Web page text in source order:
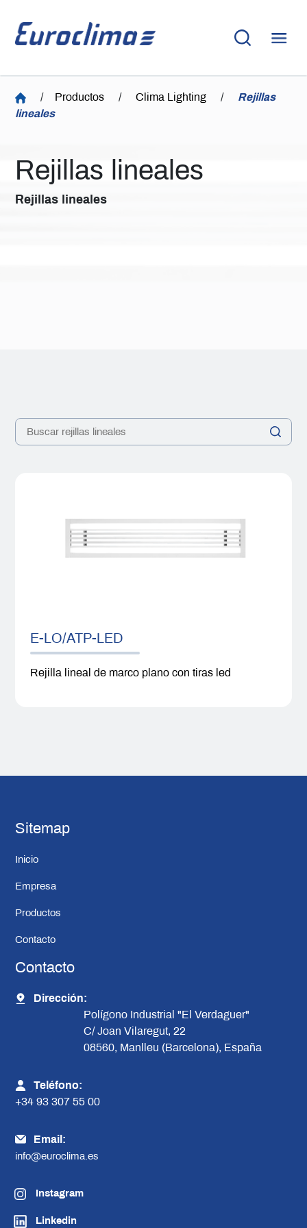
/ Productos / Clima Lighting /
Rejillas
lineales
Rejillas lineales
Rejillas lineales
E-LO/ATP-LED
Rejilla lineal de marco plano con tiras led
Sitemap
Inicio
Empresa
Productos
Contacto
Contacto
Dirección:
Polígono Industrial "El Verdaguer"
C/ Joan Vilaregut, 22
08560, Manlleu (Barcelona), España
Teléfono:
+34 93 307 55 00
Email:
info@euroclima.es
Instagram
Linkedin